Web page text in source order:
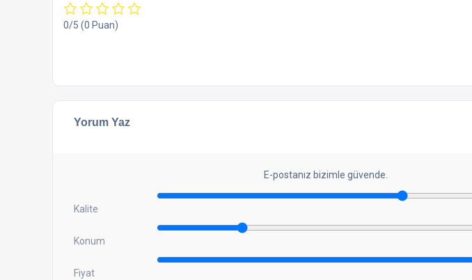
0/5 (0 Puan)
Yorum Yaz
E-postanız bizimle güvende.
Kalite
Konum
Fiyat